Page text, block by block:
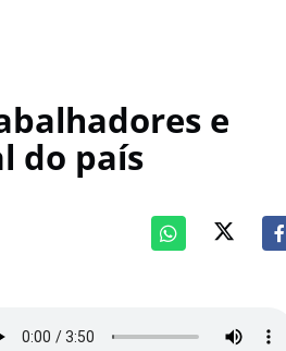
e
do país